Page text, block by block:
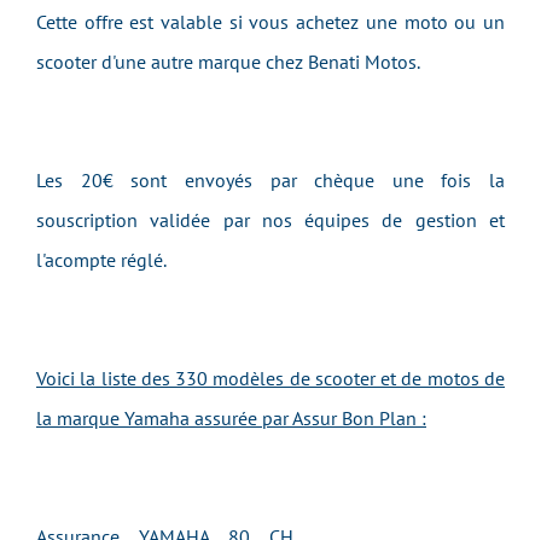
Cette offre est valable si vous achetez une moto ou un
scooter d'une autre marque chez Benati Motos.
Les 20€ sont envoyés par chèque une fois la
souscription validée par nos équipes de gestion et
l'acompte réglé.
Voici la liste des 330 modèles de scooter et de motos de
la marque Yamaha assurée par Assur Bon Plan :